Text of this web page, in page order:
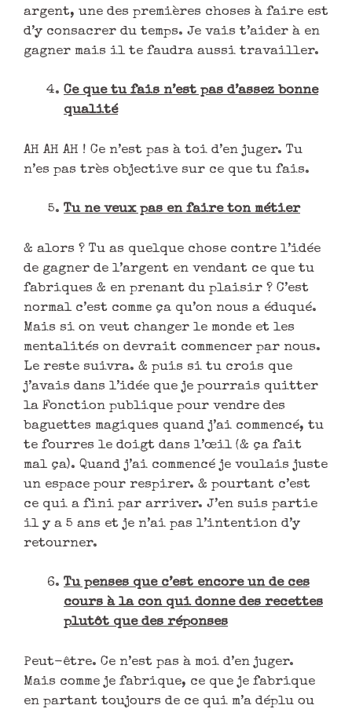
argent, une des premières choses à faire est
d’y consacrer du temps. Je vais t’aider à en
gagner mais il te faudra aussi travailler.
Ce que tu fais n’est pas d’assez bonne
qualité
AH AH AH ! Ce n’est pas à toi d’en juger. Tu
n’es pas très objective sur ce que tu fais.
Tu ne veux pas en faire ton métier
& alors ? Tu as quelque chose contre l’idée
de gagner de l’argent en vendant ce que tu
fabriques & en prenant du plaisir ? C’est
normal c’est comme ça qu’on nous a éduqué.
Mais si on veut changer le monde et les
mentalités on devrait commencer par nous.
Le reste suivra. & puis si tu crois que
j’avais dans l’idée que je pourrais quitter
la Fonction publique pour vendre des
baguettes magiques quand j’ai commencé, tu
te fourres le doigt dans l’œil (& ça fait
mal ça). Quand j’ai commencé je voulais juste
un espace pour respirer. & pourtant c’est
ce qui a fini par arriver. J’en suis partie
il y a 5 ans et je n’ai pas l’intention d’y
retourner.
Tu penses que c’est encore un de ces
cours à la con qui donne des recettes
plutôt que des réponses
Peut-être. Ce n’est pas à moi d’en juger.
Mais comme je fabrique, ce que je fabrique
en partant toujours de ce qui m’a déplu ou